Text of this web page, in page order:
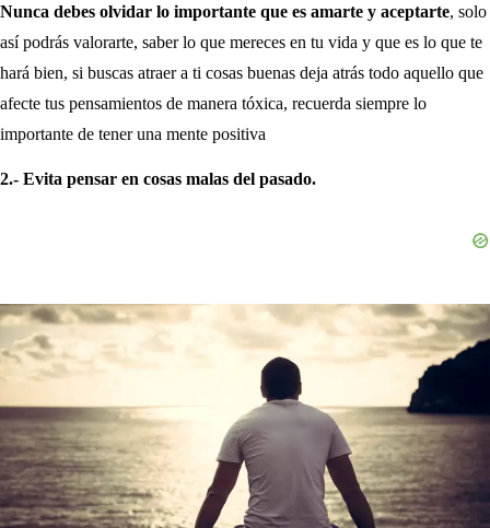
Nunca debes olvidar lo importante que es amarte y aceptarte, solo
así podrás valorarte, saber lo que mereces en tu vida y que es lo que te
hará bien, si buscas atraer a ti cosas buenas deja atrás todo aquello que
afecte tus pensamientos de manera tóxica, recuerda siempre lo
importante de tener una mente positiva
2.- Evita pensar en cosas malas del pasado.